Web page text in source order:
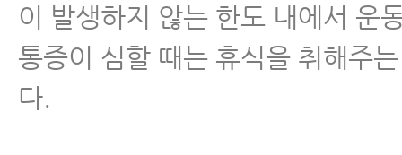
이 발생하지 않는 한도 내에서 운
통증이 심할 때는 휴식을 취해주
다.